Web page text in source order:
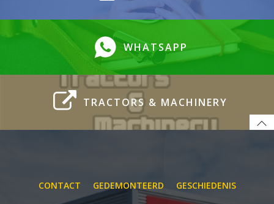
WHATSAPP
TRACTORS & MACHINERY
CONTACT GEDEMONTEERD GESCHIEDENIS